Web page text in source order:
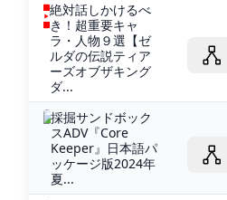
絶対話しかけるべ
き！超重要キャ
ラ・人物９選【ゼ
ルダの伝説ティア
ーズオブザキング
ダ...
採掘サンドボック
スADV『Core
Keeper』日本語パ
ッケージ版2024年
夏...